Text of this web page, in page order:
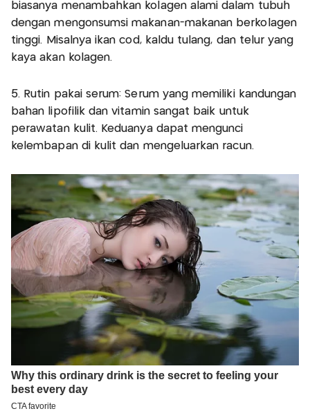
biasanya menambahkan kolagen alami dalam tubuh
dengan mengonsumsi makanan-makanan berkolagen
tinggi. Misalnya ikan cod, kaldu tulang, dan telur yang
kaya akan kolagen.
5. Rutin pakai serum: Serum yang memiliki kandungan
bahan lipofilik dan vitamin sangat baik untuk
perawatan kulit. Keduanya dapat mengunci
kelembapan di kulit dan mengeluarkan racun.